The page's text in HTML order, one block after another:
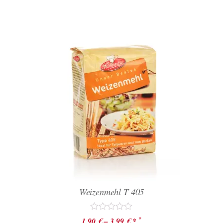
Weizenmehl T 405
Bewertet
1,90 €–3,99 €* *